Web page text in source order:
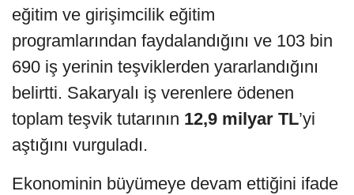
eğitim ve girişimcilik eğitim
programlarından faydalandığını ve 103 bin
690 iş yerinin teşviklerden yararlandığını
belirtti. Sakaryalı iş verenlere ödenen
toplam teşvik tutarının 12,9 milyar TL’yi
aştığını vurguladı.
Ekonominin büyümeye devam ettiğini ifade